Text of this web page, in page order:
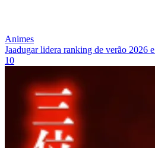
Animes
Jaadugar lidera ranking de verão 2026
10